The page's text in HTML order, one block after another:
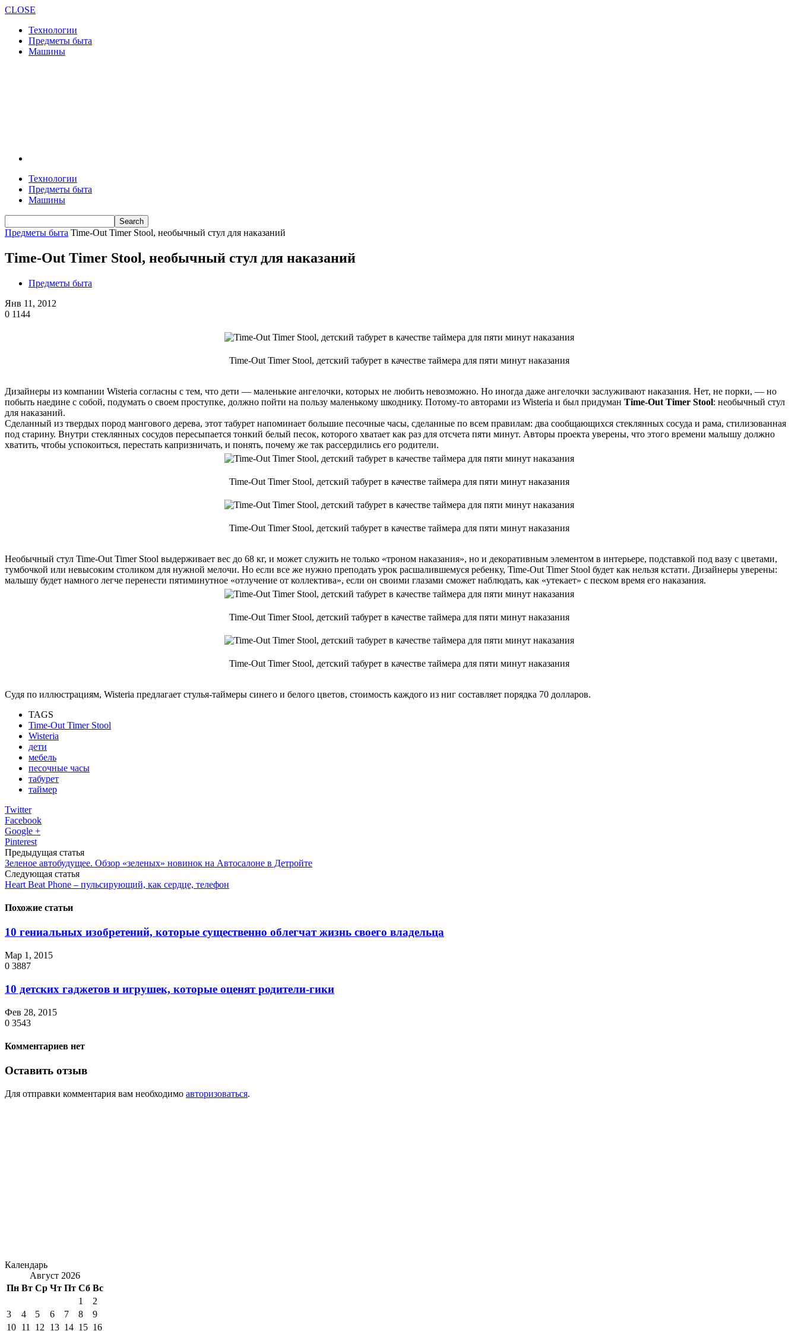
CLOSE
Технологии
Предметы быта
Машины
Технологии
Предметы быта
Машины
Предметы быта Time-Out Timer Stool, необычный стул для наказаний
Time-Out Timer Stool, необычный стул для наказаний
Предметы быта
Янв 11, 2012
0 1144
Time-Out Timer Stool, детский табурет в качестве таймера для пяти минут наказания
Дизайнеры из компании Wisteria согласны с тем, что дети — маленькие ангелочки, которых не любить невозможно. Но иногда даже ангелочки заслуживают наказания. Нет, не порки, — но
побыть наедине с собой, подумать о своем проступке, должно пойти на пользу маленькому шкоднику. Потому-то авторами из Wisteria и был придуман Time-Out Timer Stool: необычный стул
для наказаний.
Сделанный из твердых пород мангового дерева, этот табурет напоминает большие песочные часы, сделанные по всем правилам: два сообщающихся стеклянных сосуда и рама, стилизованная
под старину. Внутри стеклянных сосудов пересыпается тонкий белый песок, которого хватает как раз для отсчета пяти минут. Авторы проекта уверены, что этого времени малышу должно
хватить, чтобы успокоиться, перестать капризничать, и понять, почему же так рассердились его родители.
Time-Out Timer Stool, детский табурет в качестве таймера для пяти минут наказания
Time-Out Timer Stool, детский табурет в качестве таймера для пяти минут наказания
Необычный стул Time-Out Timer Stool выдерживает вес до 68 кг, и может служить не только «троном наказания», но и декоративным элементом в интерьере, подставкой под вазу с цветами,
тумбочкой или невысоким столиком для нужной мелочи. Но если все же нужно преподать урок расшалившемуся ребенку, Time-Out Timer Stool будет как нельзя кстати. Дизайнеры уверены:
малышу будет намного легче перенести пятиминутное «отлучение от коллектива», если он своими глазами сможет наблюдать, как «утекает» с песком время его наказания.
Time-Out Timer Stool, детский табурет в качестве таймера для пяти минут наказания
Time-Out Timer Stool, детский табурет в качестве таймера для пяти минут наказания
Судя по иллюстрациям, Wisteria предлагает стулья-таймеры синего и белого цветов, стоимость каждого из ниг составляет порядка 70 долларов.
TAGS
Time-Out Timer Stool
Wisteria
дети
мебель
песочные часы
табурет
таймер
Twitter
Facebook
Google +
Pinterest
Предыдущая статья
Зеленое автобудущее. Обзор «зеленых» новинок на Автосалоне в Детройте
Следующая статья
Heart Beat Phone – пульсирующий, как сердце, телефон
Похожие статьи
10 гениальных изобретений, которые существенно облегчат жизнь своего владельца
Мар 1, 2015
0 3887
10 детских гаджетов и игрушек, которые оценят родители-гики
Фев 28, 2015
0 3543
Комментариев нет
Оставить отзыв
Для отправки комментария вам необходимо авторизоваться.
Календарь
Август 2026
Пн Вт Ср Чт Пт Сб Вс
1
2
3
4 5 6 7 8
9
10 11 12 13 14 15 16